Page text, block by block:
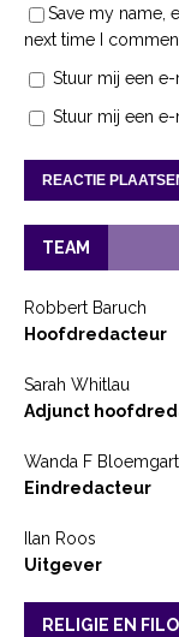
Save my name,
next time I
Stuur mij een
Stuur mij een
TEAM
Robbert Baruch
Hoofdredacteur
Sarah Whitlau
Adjunct
Wanda F
Eindredacteur
Ilan Roos
Uitgever
RELIGIE EN